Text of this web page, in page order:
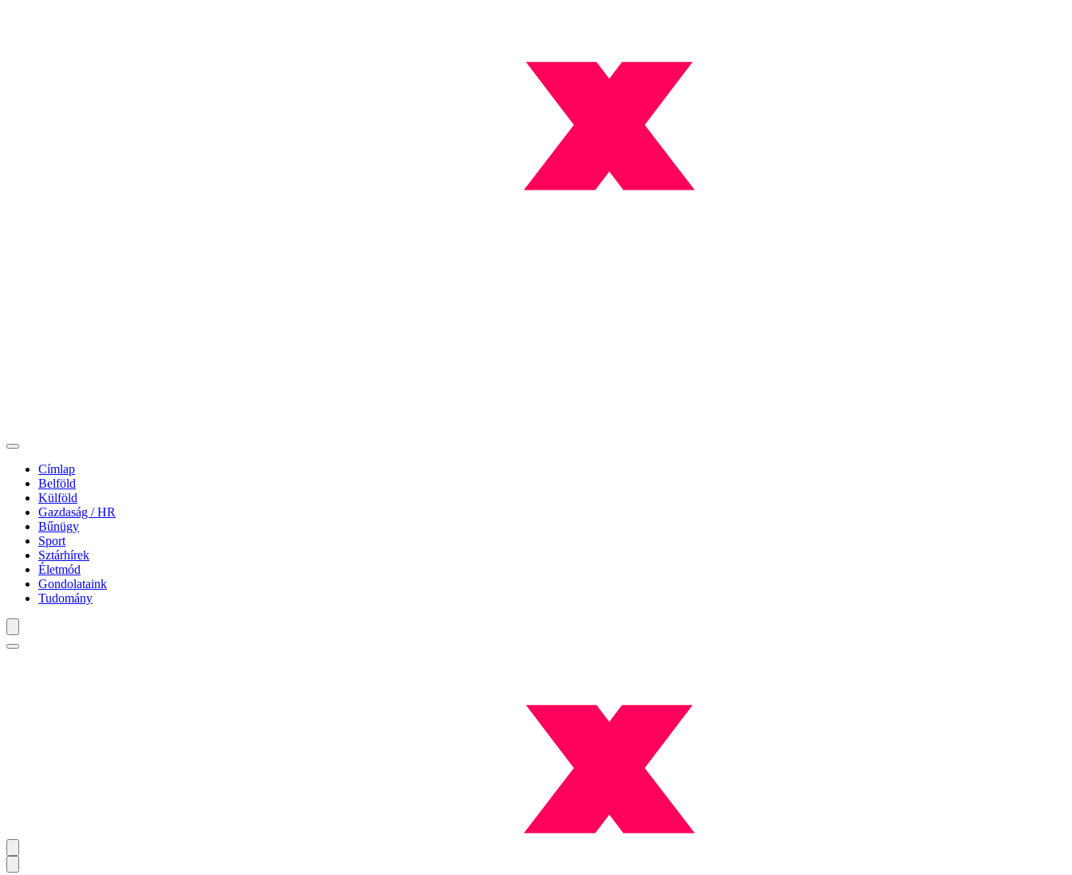
Címlap
Belföld
Külföld
Gazdaság / HR
Bűnügy
Sport
Sztárhírek
Életmód
Gondolataink
Tudomány